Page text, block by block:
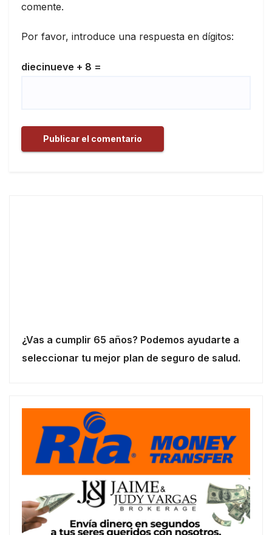
comente.
Por favor, introduce una respuesta en dígitos:
diecinueve + 8 =
¿Vas a cumplir 65 años? Podemos ayudarte a
seleccionar tu mejor plan de seguro de salud.